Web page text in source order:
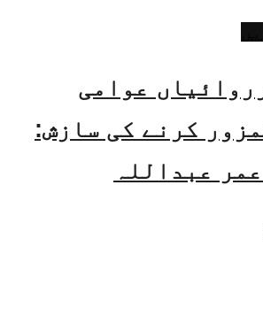
عوامی
کرنے کی سازش:
عبداللہ